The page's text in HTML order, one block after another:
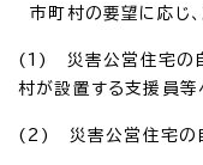
市町村の要望に応じ
(1) 災害公営住宅の
村が設置する支援員等
(2) 災害公営住宅の